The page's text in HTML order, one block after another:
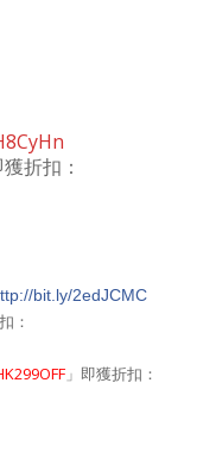
獲折扣：
bit.ly/2edJCMC
：
」即獲折扣：